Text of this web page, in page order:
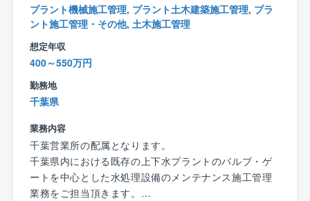
【社員インタビュー】
「前職は工場の生産技術職として設計、製造、工事、
メンテナンス、関係者との折衝など幅広い経験を積み
ました。将来のキャリアを考えた際、より良い環境に
身を置きたいと転職活動し、同社に入社を決めまし
惹かれた点としては、自身の経験を活かせる事、より
規模の大きいプロジェクトに関われる事です。
最初は工事管理から始まり、ゆくゆくはプロジェクト
マネージャーにキャリアアップした実績もあります。
当面はメンテナンスや建設工事の責任者を目標に、い
プラント機械施工管理, プラント土木建築施工管理, プラ
ント施工管理・その他, 土木施工管理
想定年収
400～550万円
勤務地
千葉県
業務内容
千葉営業所の配属となります。
千葉県内における既存の上下水プラントのバルブ・ゲ
ートを中心とした水処理設備のメンテナンス施工管理
業務をご担当頂きます。